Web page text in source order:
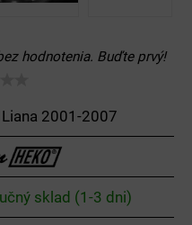
hodnotenia. Buďte prvý!
Liana 2001-2007
sklad (1-3 dni)